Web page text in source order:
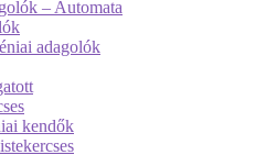
– Automata
adagolók
kendők